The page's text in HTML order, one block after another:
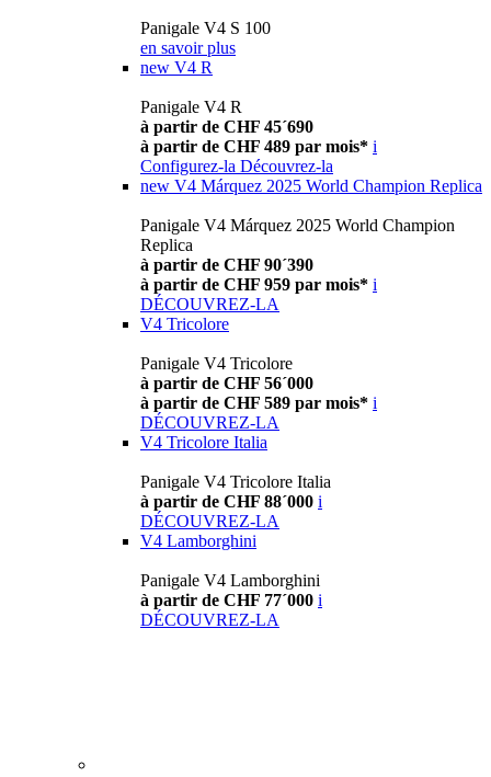
Panigale V4 S 100
en savoir plus
new V4 R
Panigale V4 R
à partir de CHF 45´690
à partir de CHF 489 par mois* i
Configurez-la Découvrez-la
new V4 Márquez 2025 World Champion Replica
Panigale V4 Márquez 2025 World Champion
Replica
à partir de CHF 90´390
à partir de CHF 959 par mois* i
DÉCOUVREZ-LA
V4 Tricolore
Panigale V4 Tricolore
à partir de CHF 56´000
à partir de CHF 589 par mois* i
DÉCOUVREZ-LA
V4 Tricolore Italia
Panigale V4 Tricolore Italia
à partir de CHF 88´000 i
DÉCOUVREZ-LA
V4 Lamborghini
Panigale V4 Lamborghini
à partir de CHF 77´000 i
DÉCOUVREZ-LA